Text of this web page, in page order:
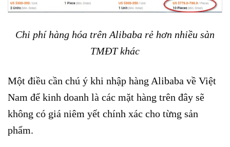
Chi phí hàng hóa trên Alibaba rẻ hơn nhiều sàn
TMĐT khác
Một điều cần chú ý khi nhập hàng Alibaba về Việt
Nam để kinh doanh là các mặt hàng trên đây sẽ
không có giá niêm yết chính xác cho từng sản
phẩm.